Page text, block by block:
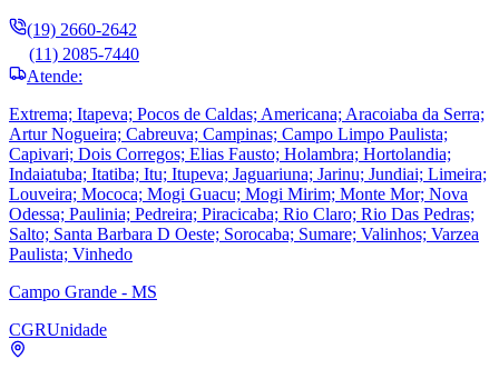
(19) 2660-2642
(11) 2085-7440
Atende:
Extrema; Itapeva; Pocos de Caldas; Americana; Aracoiaba da Serra;
Artur Nogueira; Cabreuva; Campinas; Campo Limpo Paulista;
Capivari; Dois Corregos; Elias Fausto; Holambra; Hortolandia;
Indaiatuba; Itatiba; Itu; Itupeva; Jaguariuna; Jarinu; Jundiai; Limeira;
Louveira; Mococa; Mogi Guacu; Mogi Mirim; Monte Mor; Nova
Odessa; Paulinia; Pedreira; Piracicaba; Rio Claro; Rio Das Pedras;
Salto; Santa Barbara D Oeste; Sorocaba; Sumare; Valinhos; Varzea
Paulista; Vinhedo
Campo Grande - MS
CGRUnidade